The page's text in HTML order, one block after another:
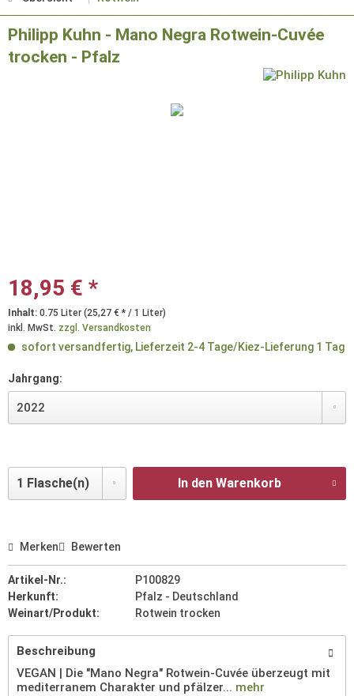
Philipp Kuhn - Mano Negra Rotwein-Cuvée
trocken - Pfalz
18,95 € *
Inhalt: 0.75 Liter (25,27 € * / 1 Liter)
inkl. MwSt. zzgl. Versandkosten
sofort versandfertig, Lieferzeit 2-4 Tage/Kiez-Lieferung 1 Tag
Jahrgang:
In den Warenkorb
Merken Bewerten
Artikel-Nr.:
P100829
Herkunft:
Pfalz - Deutschland
Weinart/Produkt:
Rotwein trocken
Beschreibung
VEGAN | Die "Mano Negra" Rotwein-Cuvée überzeugt mit
mediterranem Charakter und pfälzer... mehr